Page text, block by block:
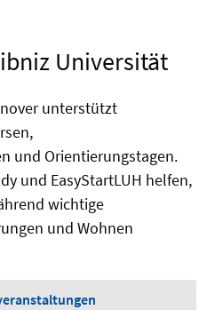
Universität
unterstützt
und Orientierungstagen.
und EasyStartLUH helfen,
wichtige
und Wohnen